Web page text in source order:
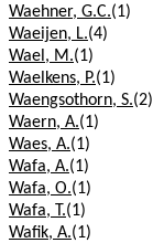
Waehner, G.C.(1)
Waeijen, L.(4)
Wael, M.(1)
Waelkens, P.(1)
Waengsothorn, S.(2)
Waern, A.(1)
Waes, A.(1)
Wafa, A.(1)
Wafa, O.(1)
Wafa, T.(1)
Wafik, A.(1)